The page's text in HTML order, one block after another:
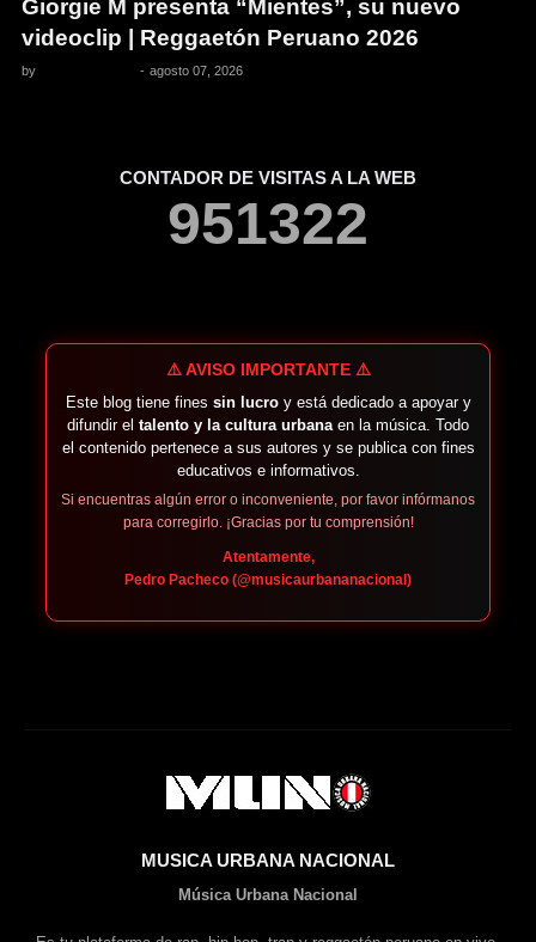
Giorgie M presenta “Mientes”, su nuevo
videoclip | Reggaetón Peruano 2026
by - agosto 07, 2026
CONTADOR DE VISITAS A LA WEB
951322
⚠️ AVISO IMPORTANTE ⚠️
Este blog tiene fines sin lucroy está dedicado a apoyar y
difundir el talento y la cultura urbana en la música. Todo
el contenido pertenece a sus autores y se publica con fines
educativos e informativos.
Si encuentras algún error o inconveniente, por favor infórmanos
para corregirlo. ¡Gracias por tu comprensión!
Atentamente,
Pedro Pacheco (@musicaurbananacional)
MUSICA URBANA NACIONAL
Música Urbana Nacional